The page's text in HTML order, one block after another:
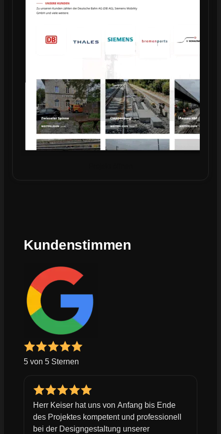
Kundenstimmen
5 von 5 Sternen
Herr Keiser hat uns von Anfang bis Ende
des Projektes kompetent und professionell
bei der Designgestaltung unserer